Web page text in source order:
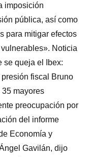
imposición
pública, así como
para mitigar efectos
Noticia
se queja el Ibex:
fiscal Bruno
mayores
preocupación por
del informe
Economía y
Gavilán, dijo